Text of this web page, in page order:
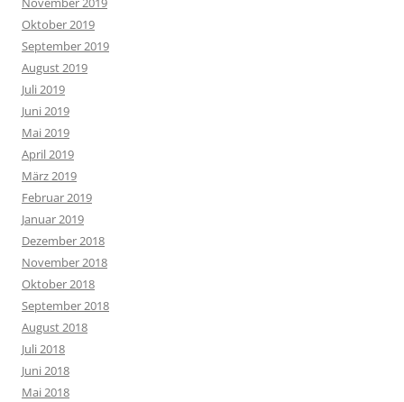
Oktober 2019
September 2019
August 2019
Juli 2019
Juni 2019
Mai 2019
April 2019
März 2019
Februar 2019
Januar 2019
Dezember 2018
November 2018
Oktober 2018
September 2018
August 2018
Juli 2018
Juni 2018
Mai 2018